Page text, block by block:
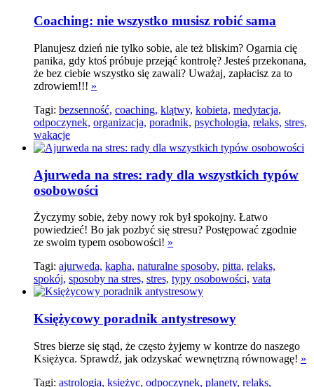
Coaching: nie wszystko musisz robić sama
Planujesz dzień nie tylko sobie, ale też bliskim? Ogarnia cię
panika, gdy ktoś próbuje przejąć kontrolę? Jesteś przekonana,
że bez ciebie wszystko się zawali? Uważaj, zapłacisz za to
zdrowiem!!! »
Tagi: bezsenność, coaching, klątwy, kobieta, medytacja,
odpoczynek, organizacja, poradnik, psychologia, relaks, stres,
wakacje
Ajurweda na stres: rady dla wszystkich typów
osobowości
Życzymy sobie, żeby nowy rok był spokojny. Łatwo
powiedzieć! Bo jak pozbyć się stresu? Postępować zgodnie
ze swoim typem osobowości! »
Tagi: ajurweda, kapha, naturalne sposoby, pitta, relaks,
spokój, sposoby na stres, stres, typy osobowości, vata
Księżycowy poradnik antystresowy
Stres bierze się stąd, że często żyjemy w kontrze do naszego
Księżyca. Sprawdź, jak odzyskać wewnętrzną równowagę! »
Tagi: astrologia, księżyc, odpoczynek, planety, relaks,